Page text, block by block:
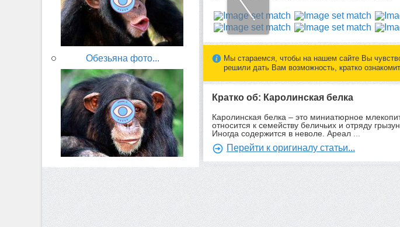
Обезьяна фото...
Мы стараемся, чтобы на нашем сайте Вы
решили дать Вам возможность, кратко
Кратко об: Каролинская белка
Каролинская белка – это миниатюрное
относится к семейству беличьих и отряду
Иногда содержится в неволе. Ареал
Перейти к оригиналу статьи...